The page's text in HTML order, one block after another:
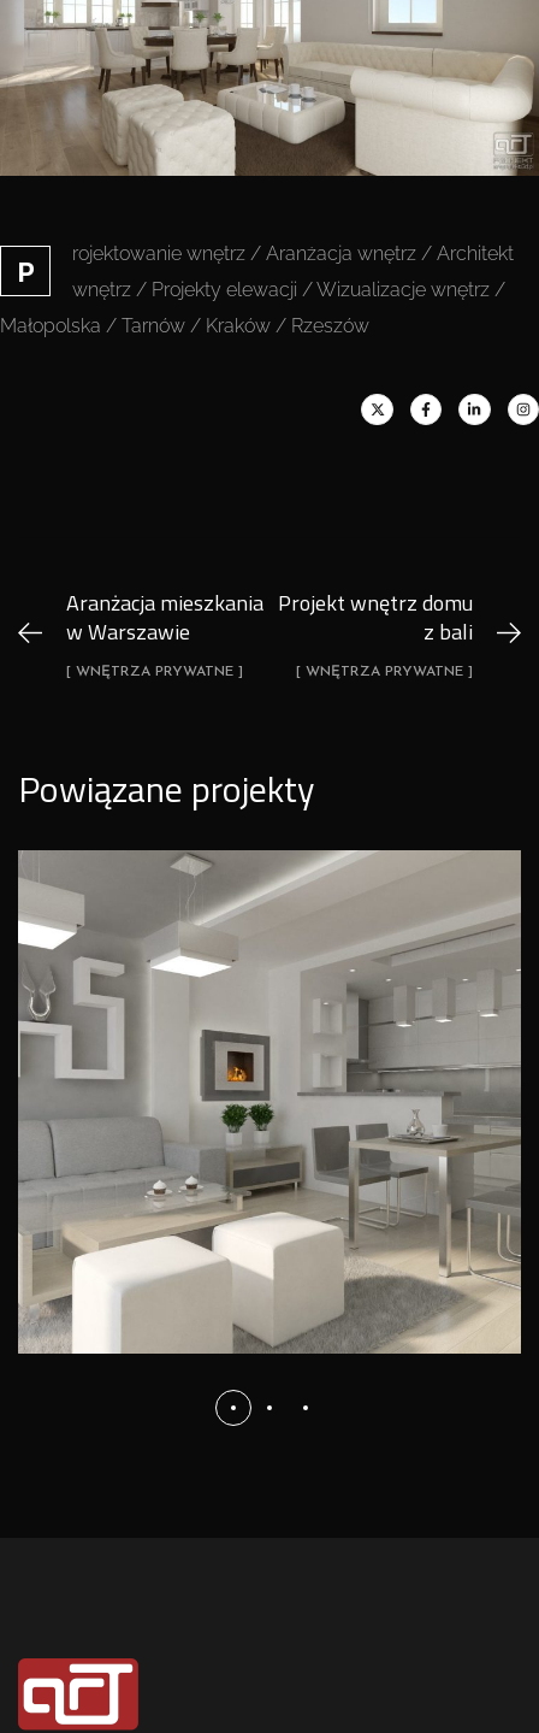
P
rojektowanie wnętrz / Aranżacja wnętrz / Architekt
wnętrz / Projekty elewacji / Wizualizacje wnętrz /
Małopolska / Tarnów / Kraków / Rzeszów
Aranżacja mieszkania
w Warszawie
[ WNĘTRZA PRYWATNE ]
Projekt wnętrz domu
z bali
[ WNĘTRZA PRYWATNE ]
Powiązane projekty
Projekt mieszkania w Krakowie
WNĘTRZA PRYWATNE